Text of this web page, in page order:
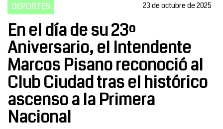
DEPORTES 23 de octubre de 2025
En el día de su 23º
Aniversario, el Intendente
Marcos Pisano reconoció al
Club Ciudad tras el histórico
ascenso a la Primera
Nacional